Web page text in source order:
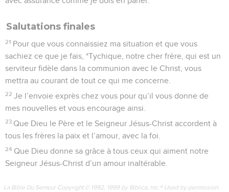
Salutations finales
21 Pour que vous connaissiez ma situation et que vous
sachiez ce que je fais, *Tychique, notre cher frère, qui est un
serviteur fidèle dans la communion avec le Christ, vous
mettra au courant de tout ce qui me concerne.
22 Je l’envoie exprès chez vous pour qu’il vous donne de
mes nouvelles et vous encourage ainsi.
23 Que Dieu le Père et le Seigneur Jésus-Christ accordent à
tous les frères la paix et l’amour, avec la foi.
24 Que Dieu donne sa grâce à tous ceux qui aiment notre
Seigneur Jésus-Christ d’un amour inaltérable.
La Bible Du Semeur Copyright © 1992, 1999 by Biblica, Inc.® Used by permission.